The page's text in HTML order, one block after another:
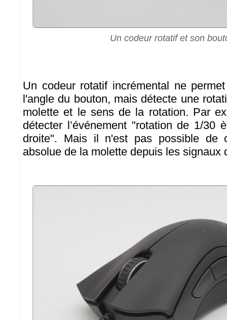
Un codeur rotatif et son
Un codeur rotatif incrémental ne
l'angle du bouton, mais détecte une
molette et le sens de la rotation. Par
détecter l’événement "rotation de 1/30
droite". Mais il n'est pas possible de
absolue de la molette depuis les signaux